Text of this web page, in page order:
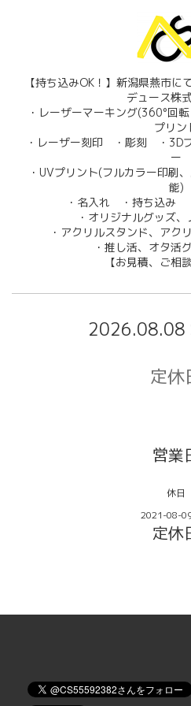
【持ち込みOK！】新潟県燕市に
デュース株
・レーザーマーキング(360°回
プリン
・レーザー刻印 ・彫刻 ・3D
ー
・UVプリント(フルカラー印刷
能)
・名入れ ・持ち込み
・オリジナルグッズ
・アクリルスタンド、アク
・推し活、オタ
【お見積、ご相
2026.08.08
定休
営業
休日
2021-08-
定休